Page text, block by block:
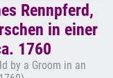
Rennpferd,
in einer
1760
by a Groom in an